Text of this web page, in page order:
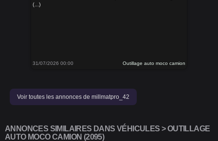
(...)
31/07/2026 00:00 Outillage auto moco camion
Voir toutes les annonces de millmatpro_42
ANNONCES SIMILAIRES DANS VÉHICULES > OUTILLAGE
AUTO MOCO CAMION (2095)